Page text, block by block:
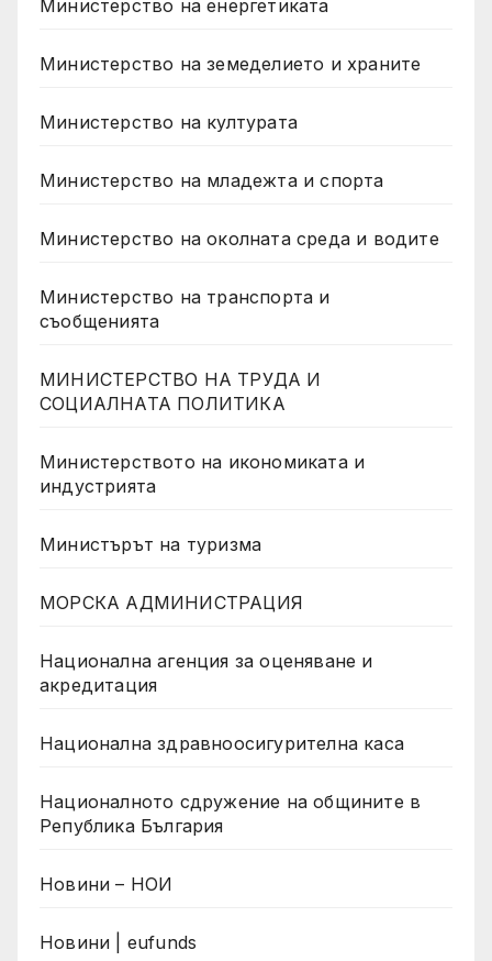
Министерство на енергетиката
Министерство на земеделието и храните
Министерство на културата
Министерство на младежта и спорта
Министерство на околната среда и водите
Министерство на транспорта и
съобщенията
МИНИСТЕРСТВО НА ТРУДА И
СОЦИАЛНАТА ПОЛИТИКА
Министерството на икономиката и
индустрията
Министърът на туризма
МОРСКА АДМИНИСТРАЦИЯ
Национална агенция за оценяване и
акредитация
Национална здравноосигурителна каса
Националното сдружение на общините в
Република България
Новини – НОИ
Новини | eufunds